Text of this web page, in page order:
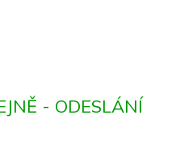
- ODESLÁNÍ